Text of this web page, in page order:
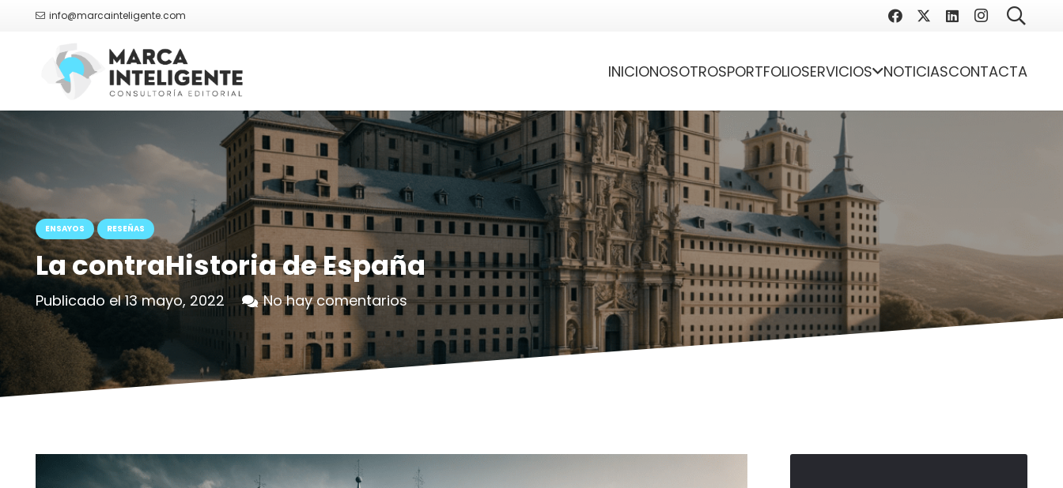
info@marcainteligente.com
INICIONOSOTROSPORTFOLIOSERVICIOS NOTICIASCONTACTA
ENSAYOS RESEÑAS
La contraHistoria de España
Publicado el13 mayo, 2022 No hay comentarios